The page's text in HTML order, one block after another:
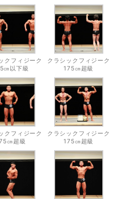
クフィジーク
㎝以下級
クラシックフィジーク
175㎝超級
クフィジーク
㎝超級
クラシックフィジーク
175㎝超級